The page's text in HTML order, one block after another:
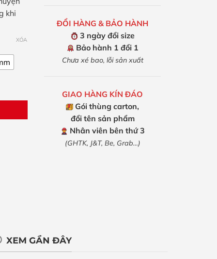
khi
XÓA
ĐỔI HÀNG & BẢO HÀNH
3 ngày đổi size
Bảo hành 1 đổi 1
Chưa xé bao, lỗi sản xuất
GIAO HÀNG KÍN ĐÁO
Gói thùng carton,
đổi tên sản phẩm
Nhân viên bên thứ 3
(GHTK, J&T, Be, Grab…)
XEM GẦN ĐÂY